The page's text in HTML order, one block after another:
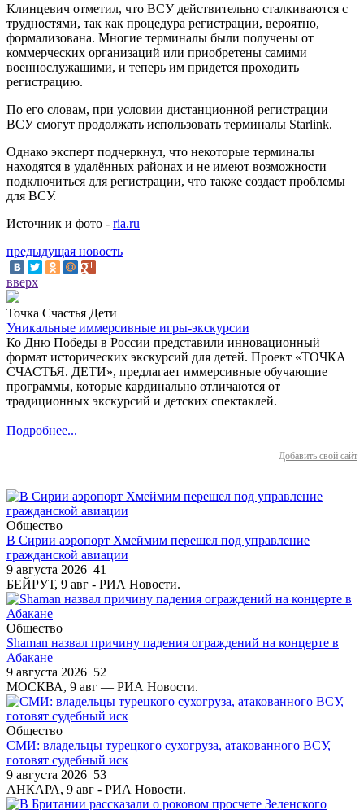
Клинцевич отметил, что ВСУ действительно сталкиваются с
трудностями, так как процедура регистрации, вероятно,
формализована. Многие терминалы были получены от
коммерческих организаций или приобретены самими
военнослужащими, и теперь им придется проходить
регистрацию.
По его словам, при условии дистанционной регистрации
ВСУ смогут продолжать использовать терминалы Starlink.
Однако эксперт подчеркнул, что некоторые терминалы
находятся в удалённых районах и не имеют возможности
подключиться для регистрации, что также создает проблемы
для ВСУ.
Источник и фото - ria.ru
предыдущая новость
вверх
Точка Счастья Дети
Уникальные иммерсивные игры-экскурсии
Ко Дню Победы в России представили инновационный
формат исторических экскурсий для детей. Проект «ТОЧКА
СЧАСТЬЯ. ДЕТИ», предлагает иммерсивные обучающие
программы, которые кардинально отличаются от
традиционных экскурсий и детских спектаклей.
Подробнее...
Добавить свой сайт
Общество
В Сирии аэропорт Хмеймим перешел под управление
гражданской авиации
9 августа 2026 41
БЕЙРУТ, 9 авг - РИА Новости.
Общество
Shaman назвал причину падения ограждений на концерте в
Абакане
9 августа 2026 52
МОСКВА, 9 авг — РИА Новости.
Общество
СМИ: владельцы турецкого сухогруза, атакованного ВСУ,
готовят судебный иск
9 августа 2026 53
АНКАРА, 9 авг - РИА Новости.